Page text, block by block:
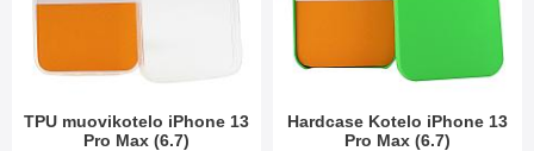
TPU muovikotelo iPhone 13
Pro Max (6.7)
Hardcase Kotelo iPhone 13
Pro Max (6.7)